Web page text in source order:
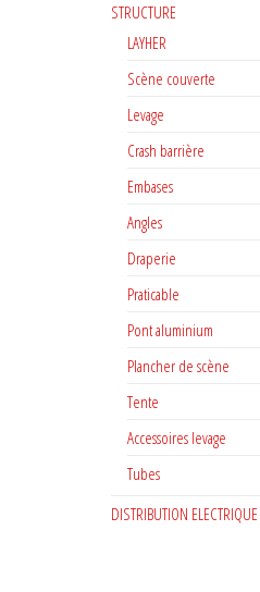
STRUCTURE
LAYHER
Scène couverte
Levage
Crash barrière
Embases
Angles
Draperie
Praticable
Pont aluminium
Plancher de scène
Tente
Accessoires levage
Tubes
DISTRIBUTION ELECTRIQUE